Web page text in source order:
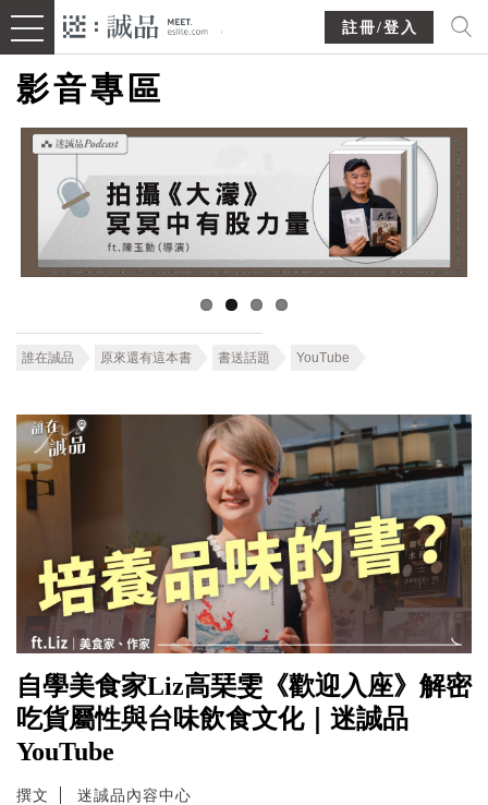
註冊/登入
影音專區
誰在誠品 原來還有這本書 書送話題 YouTube
自學美食家Liz高琹雯《歡迎入座》解密
吃貨屬性與台味飲食文化｜迷誠品
YouTube
撰文 迷誠品內容中心